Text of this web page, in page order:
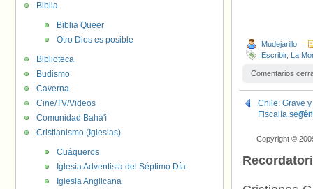
Mudejarillo
Escribir, La
Comentarios
Chile: Grave
Fiscalía
Copyright ©
Biblia
Biblia Queer
Otro Dios es posible
Biblioteca
Budismo
Caverna
Cine/TV/Videos
Comunidad Bahá'í
Cristianismo (Iglesias)
Cuáqueros
Iglesia Adventista del Séptimo Día
Iglesia Anglicana